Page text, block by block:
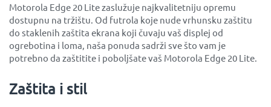
Motorola Edge 20 Lite zaslužuje najkvalitetniju opremu
dostupnu na tržištu. Od futrola koje nude vrhunsku zaštitu
do staklenih zaštita ekrana koji čuvaju vaš displej od
ogrebotina i loma, naša ponuda sadrži sve što vam je
potrebno da zaštitite i poboljšate vaš Motorola Edge 20 Lite.
Zaštita i stil